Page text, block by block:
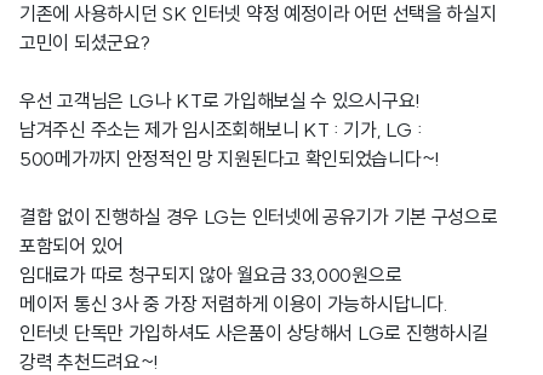
기존에 사용하시던 SK 인터넷 약정 예정이라 어떤 선택을 하실지
고민이 되셨군요?
우선 고객님은 LG나 KT로 가입해보실 수 있으시구요!
남겨주신 주소는 제가 임시조회해보니 KT : 기가, LG :
500메가까지 안정적인 망 지원된다고 확인되었습니다~!
결합 없이 진행하실 경우 LG는 인터넷에 공유기가 기본 구성으로
포함되어 있어
임대료가 따로 청구되지 않아 월요금 33,000원으로
메이저 통신 3사 중 가장 저렴하게 이용이 가능하시답니다.
인터넷 단독만 가입하셔도 사은품이 상당해서 LG로 진행하시길
강력 추천드려요~!